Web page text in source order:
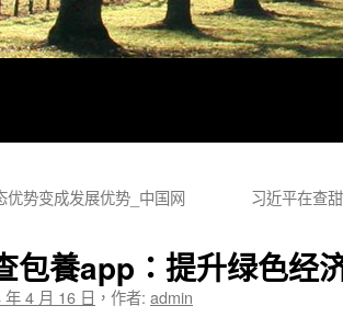
优势变成发展优势_中国网 习近平在查
包養app：提升绿色经
4 月 16 日 ， 作者: admin